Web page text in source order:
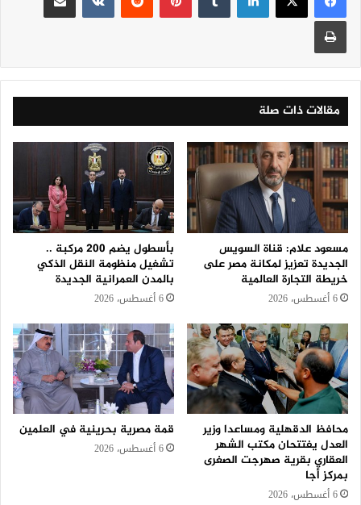
مقالات ذات صلة
مسعود علام: قناة السويس
الجديدة تعزيز لمكانة مصر على
خريطة التجارة العالمية
6 أغسطس، 2026
بأسطول يضم 200 مركبة ..
تشغيل منظومة النقل الذكي
بالمدن العمرانية الجديدة
6 أغسطس، 2026
محافظ الدقهلية ومساعدا وزير
العدل يفتتحان مكتب الشهر
العقاري بقرية صهرجت الصغرى
بمركز أجا
6 أغسطس، 2026
قمة مصرية بحرينية في العلمين
6 أغسطس، 2026